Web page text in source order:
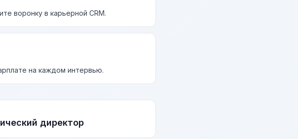
воронку в карьерной CRM.
на каждом интервью.
директор